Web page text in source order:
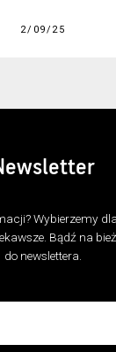
2/09/25
Wybierzemy
Bądź na
do newslettera.